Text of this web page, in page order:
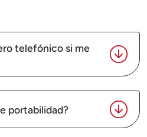
telefónico si me
portabilidad?